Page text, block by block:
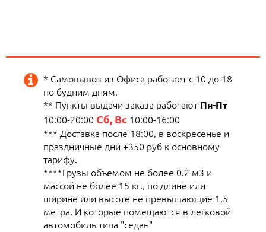
* Самовывоз из Офиса работает с 10 до 18
по будним дням.
** Пункты выдачи заказа работают Пн-Пт
10:00-20:00 Сб, Вс 10:00-16:00
*** Доставка после 18:00, в воскресенье и
праздничные дни +350 руб к основному
тарифу.
****Грузы объемом не более 0.2 м3 и
массой не более 15 кг., по длине или
ширине или высоте не превышающие 1,5
метра. И которые помещаются в легковой
автомобиль типа "седан"